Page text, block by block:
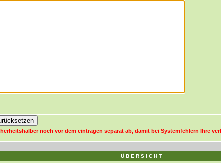
noch vor dem eintragen separat ab, damit bei Systemfehlern Ihre
Ü B E R S I C H T